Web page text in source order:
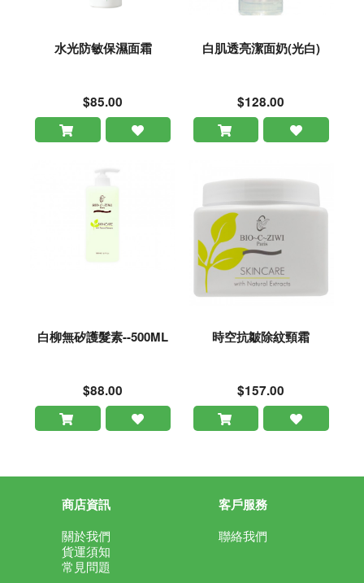
水光防敏保濕面霜
$85.00
白肌透亮潔面奶(光白)
$128.00
白柳無矽護髮素--500ML
$88.00
時空抗皺除紋頸霜
$157.00
商店資訊
關於我們
貨運須知
常見問題
客戶服務
聯絡我們